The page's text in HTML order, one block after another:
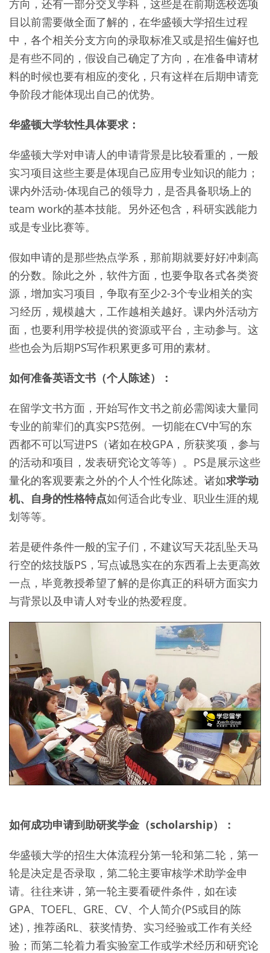
方向，还有一部分交叉学科，这些是在前期选校选项
目以前需要做全面了解的，在华盛顿大学招生过程
中，各个相关分支方向的录取标准又或是招生偏好也
是有些不同的，假设自己确定了方向，在准备申请材
料的时候也要有相应的变化，只有这样在后期申请竞
争阶段才能体现出自己的优势。
华盛顿大学软性具体要求：
华盛顿大学对申请人的申请背景是比较看重的，一般
实习项目这些主要是体现自己应用专业知识的能力；
课内外活动-体现自己的领导力，是否具备职场上的
team work的基本技能。另外还包含，科研实践能力
或是专业比赛等。
假如申请的是那些热点学系，那前期就要好好冲刺高
的分数。除此之外，软件方面，也要争取各式各类资
源，增加实习项目，争取有至少2-3个专业相关的实
习经历，规模越大，工作越相关越好。课内外活动方
面，也要利用学校提供的资源或平台，主动参与。这
些也会为后期PS写作积累更多可用的素材。
如何准备英语文书（个人陈述）：
在留学文书方面，开始写作文书之前必需阅读大量同
专业的前辈们的真实PS范例。一切能在CV中写的东
西都不可以写进PS（诸如在校GPA，所获奖项，参与
的活动和项目，发表研究论文等等）。PS是展示这些
量化的客观要素之外的个人个性化陈述。诸如求学动
机、自身的性格特点如何适合此专业、职业生涯的规
划等等。
若是硬件条件一般的宝子们，不建议写天花乱坠天马
行空的炫技版PS，写点诚恳实在的东西看上去更高效
一点，毕竟教授希望了解的是你真正的科研方面实力
与背景以及申请人对专业的热爱程度。
如何成功申请到助研奖学金（scholarship）：
华盛顿大学的招生大体流程分第一轮和第二轮，第一
轮是决定是否录取，第二轮主要审核学术助学金申
请。往往来讲，第一轮主要看硬件条件，如在读
GPA、TOEFL、GRE、CV、个人简介(PS或目的陈
述)，推荐函RL、获奖情势、实习经验或工作有关经
验；而第二轮着力看实验室工作或学术经历和研究论